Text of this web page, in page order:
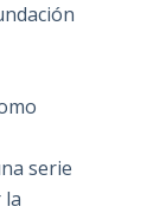
serie
la